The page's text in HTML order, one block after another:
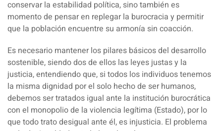
conservar la estabilidad política, sino también es
momento de pensar en replegar la burocracia y permitir
que la población encuentre su armonía sin coacción.
Es necesario mantener los pilares básicos del desarrollo
sostenible, siendo dos de ellos las leyes justas y la
justicia, entendiendo que, si todos los individuos tenemos
la misma dignidad por el solo hecho de ser humanos,
debemos ser tratados igual ante la institución burocrática
con el monopolio de la violencia legítima (Estado), por lo
que todo trato desigual ante él, es injusticia. El problema